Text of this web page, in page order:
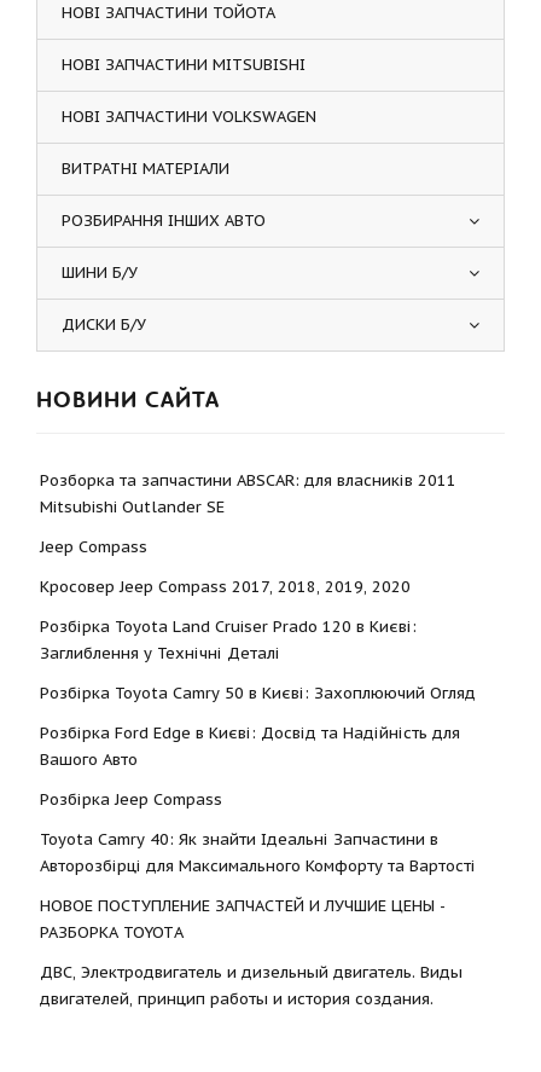
НОВІ ЗАПЧАСТИНИ ТОЙОТА
НОВІ ЗАПЧАСТИНИ MITSUBISHI
НОВІ ЗАПЧАСТИНИ VOLKSWAGEN
ВИТРАТНІ МАТЕРІАЛИ
РОЗБИРАННЯ ІНШИХ АВТО
ШИНИ Б/У
ДИСКИ Б/У
НОВИНИ САЙТА
Розборка та запчастини ABSCAR: для власників 2011
Mitsubishi Outlander SE
Jeep Compass
Кросовер Jeep Compass 2017, 2018, 2019, 2020
Розбірка Toyota Land Cruiser Prado 120 в Києві:
Заглиблення у Технічні Деталі
Розбірка Toyota Camry 50 в Києві: Захоплюючий Огляд
Розбірка Ford Edge в Києві: Досвід та Надійність для
Вашого Авто
Розбірка Jeep Compass
Toyota Camry 40: Як знайти Ідеальні Запчастини в
Авторозбірці для Максимального Комфорту та Вартості
НОВОЕ ПОСТУПЛЕНИЕ ЗАПЧАСТЕЙ И ЛУЧШИЕ ЦЕНЫ -
РАЗБОРКА TOYOTА
ДВС, Электродвигатель и дизельный двигатель. Виды
двигателей, принцип работы и история создания.